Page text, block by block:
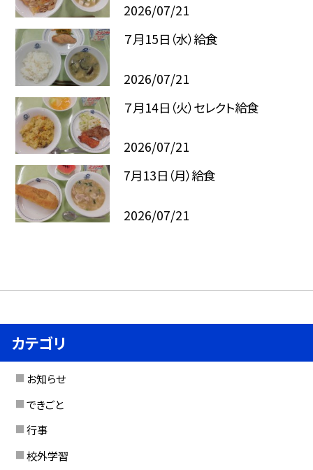
2026/07/21
７月15日（水）給食
2026/07/21
７月14日（火）セレクト給食
2026/07/21
7月13日（月）給食
2026/07/21
カテゴリ
お知らせ
できごと
行事
校外学習